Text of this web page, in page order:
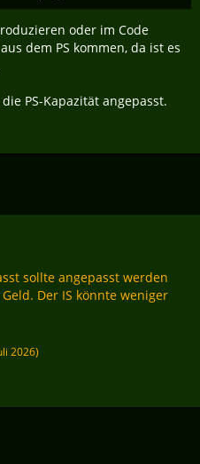
oder im Code
dem PS kommen, da ist es
PS-Kapazität angepasst.
sollte angepasst werden
Der IS könnte weniger
2026)